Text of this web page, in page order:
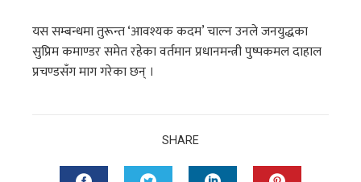
यस सम्बन्धमा तुरून्त ‘आवश्यक कदम’ चाल्न उनले जनयुद्धका
सुप्रिम कमाण्डर समेत रहेका वर्तमान प्रधानमन्त्री पुष्पकमल दाहाल
प्रचण्डसँग माग गरेका छन् ।
SHARE